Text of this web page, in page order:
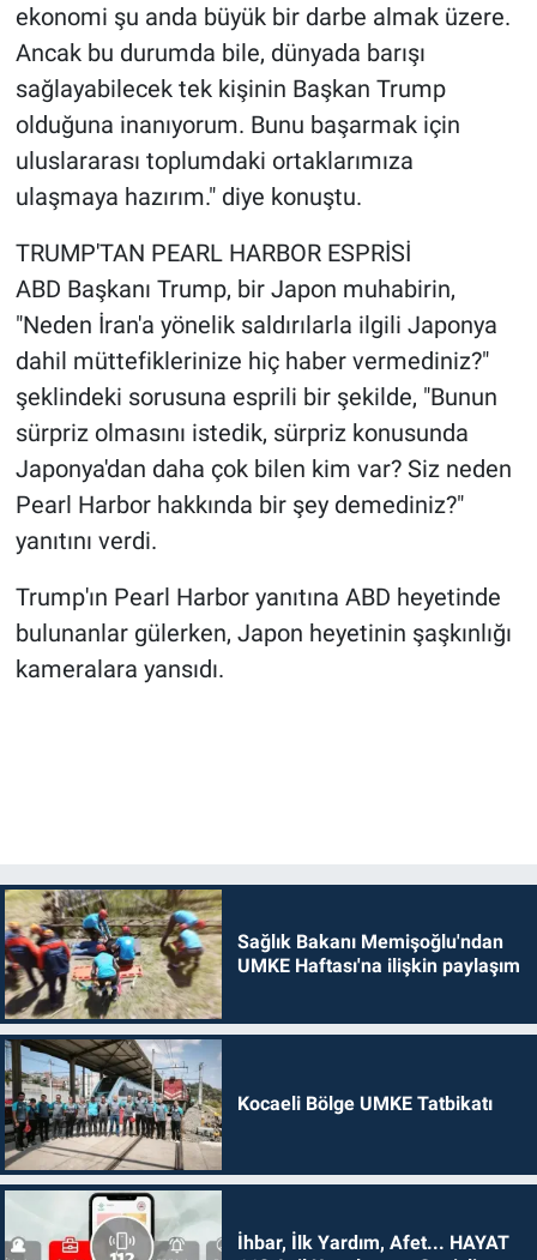
ekonomi şu anda büyük bir darbe almak üzere.
Ancak bu durumda bile, dünyada barışı
sağlayabilecek tek kişinin Başkan Trump
olduğuna inanıyorum. Bunu başarmak için
uluslararası toplumdaki ortaklarımıza
ulaşmaya hazırım." diye konuştu.
TRUMP'TAN PEARL HARBOR ESPRİSİ
ABD Başkanı Trump, bir Japon muhabirin,
"Neden İran'a yönelik saldırılarla ilgili Japonya
dahil müttefiklerinize hiç haber vermediniz?"
şeklindeki sorusuna esprili bir şekilde, "Bunun
sürpriz olmasını istedik, sürpriz konusunda
Japonya'dan daha çok bilen kim var? Siz neden
Pearl Harbor hakkında bir şey demediniz?"
yanıtını verdi.
Trump'ın Pearl Harbor yanıtına ABD heyetinde
bulunanlar gülerken, Japon heyetinin şaşkınlığı
kameralara yansıdı.
Sağlık Bakanı Memişoğlu'ndan
UMKE Haftası'na ilişkin paylaşım
Kocaeli Bölge UMKE Tatbikatı
İhbar, İlk Yardım, Afet... HAYAT